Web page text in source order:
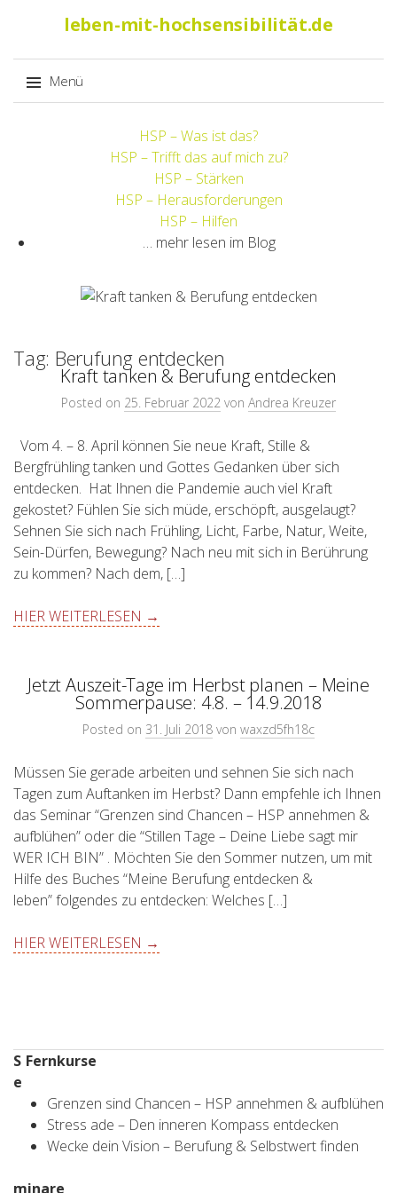
leben-mit-hochsensibilität.de
Menü
HSP – Was ist das?
HSP – Trifft das auf mich zu?
HSP – Stärken
HSP – Herausforderungen
HSP – Hilfen
… mehr lesen im Blog
Tag: Berufung entdecken
Kraft tanken & Berufung entdecken
Posted on 25. Februar 2022 von Andrea Kreuzer
Vom 4. – 8. April können Sie neue Kraft, Stille &
Bergfrühling tanken und Gottes Gedanken über sich
entdecken. Hat Ihnen die Pandemie auch viel Kraft
gekostet? Fühlen Sie sich müde, erschöpft, ausgelaugt?
Sehnen Sie sich nach Frühling, Licht, Farbe, Natur, Weite,
Sein-Dürfen, Bewegung? Nach neu mit sich in Berührung
zu kommen? Nach dem, […]
HIER WEITERLESEN →
Jetzt Auszeit-Tage im Herbst planen – Meine
Sommerpause: 4.8. – 14.9.2018
Posted on 31. Juli 2018 von waxzd5fh18c
Müssen Sie gerade arbeiten und sehnen Sie sich nach
Tagen zum Auftanken im Herbst? Dann empfehle ich Ihnen
das Seminar “Grenzen sind Chancen – HSP annehmen &
aufblühen” oder die “Stillen Tage – Deine Liebe sagt mir
WER ICH BIN” . Möchten Sie den Sommer nutzen, um mit
Hilfe des Buches “Meine Berufung entdecken &
leben” folgendes zu entdecken: Welches […]
HIER WEITERLESEN →
Fernkurse
Grenzen sind Chancen – HSP annehmen & aufblühen
Stress ade – Den inneren Kompass entdecken
Wecke dein Vision – Berufung & Selbstwert finden
S
e
minare